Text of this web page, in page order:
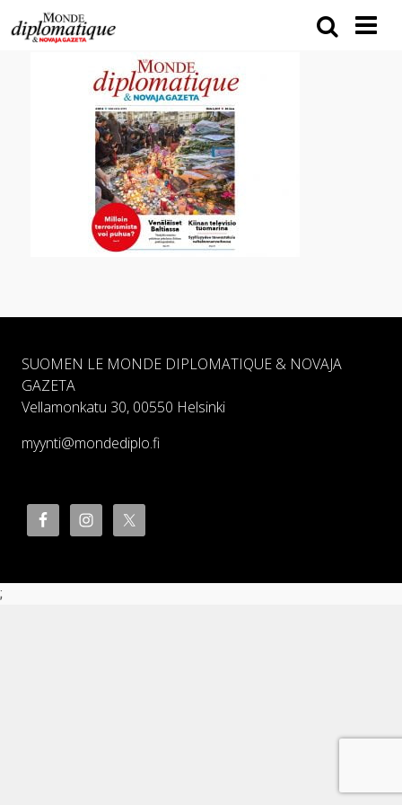
SUOMEN LE MONDE DIPLOMATIQUE & NOVAJA
GAZETA
Vellamonkatu 30, 00550 Helsinki
myynti@mondediplo.fi
;